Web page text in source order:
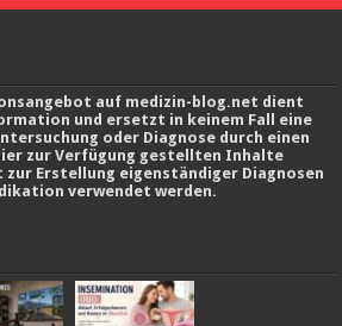
auf medizin-blog.net dient
und ersetzt in keinem Fall eine
oder Diagnose durch einen
zur Verfügung gestellten Inhalte
zur Erstellung eigenständiger Diagnosen
verwendet werden.